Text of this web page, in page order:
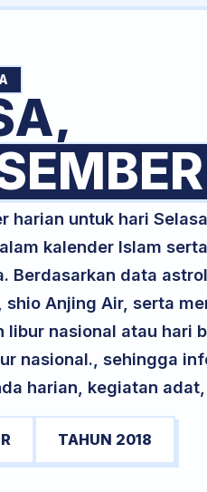
harian untuk hari
kalender Islam
Berdasarkan data
Anjing Air, serta
libur nasional atau hari
nasional., sehingga
harian, kegiatan
TAHUN 2018